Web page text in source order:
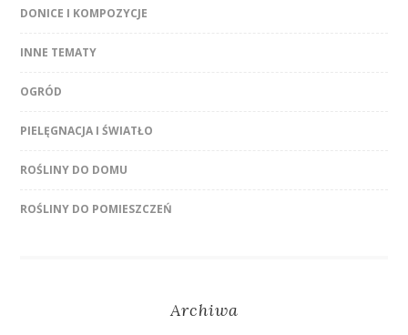
DONICE I KOMPOZYCJE
INNE TEMATY
OGRÓD
PIELĘGNACJA I ŚWIATŁO
ROŚLINY DO DOMU
ROŚLINY DO POMIESZCZEŃ
Archiwa